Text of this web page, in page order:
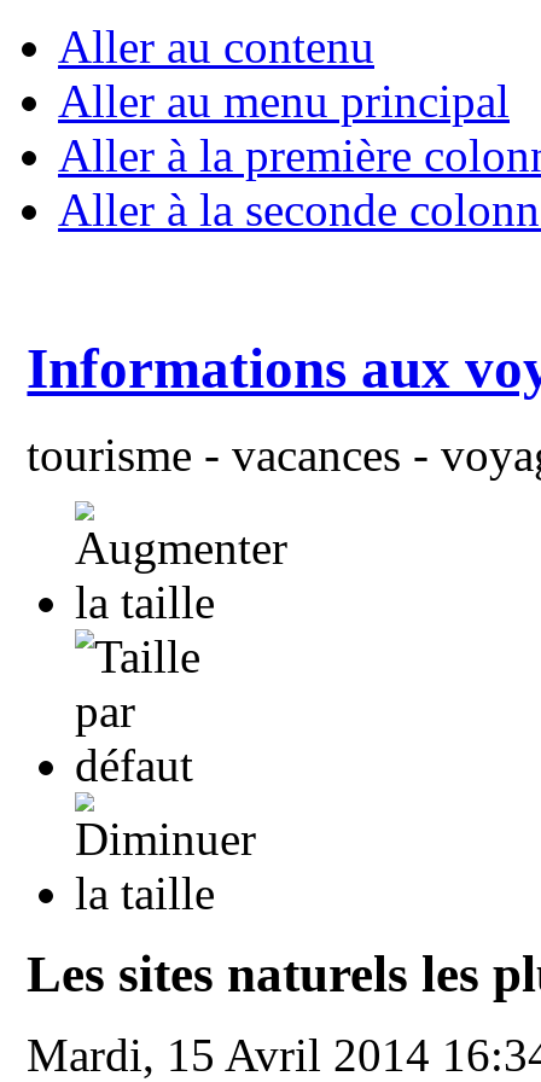
Aller au contenu
Aller au menu principal
Aller à la première
Aller à la seconde
Informations aux
tourisme - vacances -
Les sites naturels les
Mardi, 15 Avril 2014